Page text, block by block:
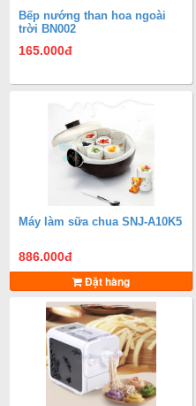
Bếp nướng than hoa ngoài
trời BN002
165.000đ
Máy làm sữa chua SNJ-A10K5
886.000đ
Đặt hàng